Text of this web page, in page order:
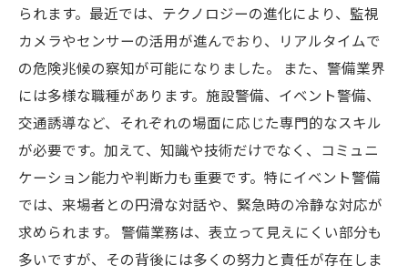
られます。最近では、テクノロジーの進化により、監視
カメラやセンサーの活用が進んでおり、リアルタイムで
の危険兆候の察知が可能になりました。 また、警備業界
には多様な職種があります。施設警備、イベント警備、
交通誘導など、それぞれの場面に応じた専門的なスキル
が必要です。加えて、知識や技術だけでなく、コミュニ
ケーション能力や判断力も重要です。特にイベント警備
では、来場者との円滑な対話や、緊急時の冷静な対応が
求められます。 警備業務は、表立って見えにくい部分も
多いですが、その背後には多くの努力と責任が存在しま